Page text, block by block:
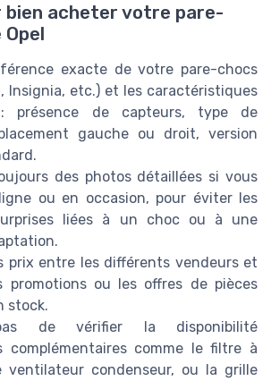
bien acheter votre pare-
exacte de votre pare-chocs
Insignia, etc.) et les caractéristiques
: présence de capteurs, type de
gauche ou droit, version
des photos détaillées si vous
ou en occasion, pour éviter les
liées à un choc ou à une
prix entre les différents vendeurs et
promotions ou les offres de pièces
stock.
pas de vérifier la disponibilité
complémentaires comme le filtre à
ventilateur condenseur, ou la grille